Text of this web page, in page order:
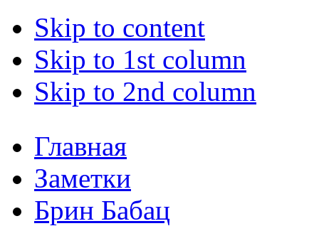
Skip to content
Skip to 1st column
Skip to 2nd column
Главная
Заметки
Брин Бабац